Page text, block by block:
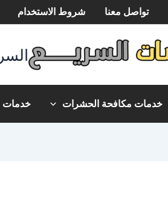
تواصل معنا شروط الاستخدام
خدمات مكافحة الحشرات خدمات